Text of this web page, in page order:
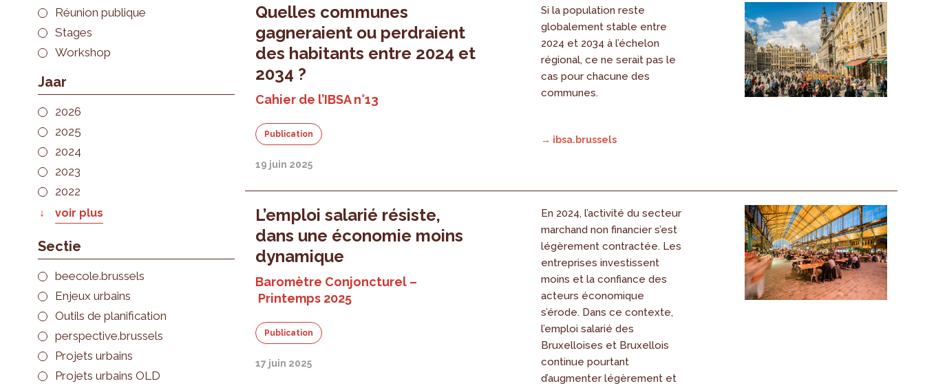
Réunion publique
Stages
Workshop
Jaar
2026
2025
2024
2023
2022
voir plus
Sectie
beecole.brussels
Enjeux urbains
Outils de planification
perspective.brussels
Projets urbains
Projets urbains OLD
Quelles communes
gagneraient ou perdraient
des habitants entre 2024 et
2034 ?
Cahier de l’IBSA n°13
Publication
19 juin 2025
Si la population reste
globalement stable entre
2024 et 2034 à l’échelon
régional, ce ne serait pas le
cas pour chacune des
communes.
→ ibsa.brussels
L’emploi salarié résiste,
dans une économie moins
dynamique
Baromètre Conjoncturel –
Printemps 2025
Publication
17 juin 2025
En 2024, l’activité du secteur
marchand non financier s’est
légèrement contractée. Les
entreprises investissent
moins et la confiance des
acteurs économique
s’érode. Dans ce contexte,
l’emploi salarié des
Bruxelloises et Bruxellois
continue pourtant
d’augmenter légèrement et